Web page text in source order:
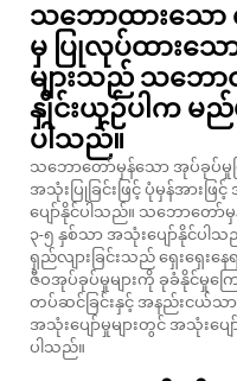
သဘောထားသေ
မှ ပြုလုပ်ထားသေ
များသည် သဘောထ
နှိုင်းယှဉ်ပါက မည်
ပါသည်။
သဘောတော်မှန်သော အုပ်ခုပ်မှုဖ
အသုံးပြုခြင်းဖြင့် ပုံမှန်အား
ပျော်နိုင်ပါသည်။ သဘောတော်
၃-၅ နှစ်သာ အသုံးပျော်နိုင်ပါ
ရှည်လျားခြင်းသည် ရှေးရှေးနေ
ဇီဝအုပ်ခုပ်မှုများကို ခုခံနိုင်မှုက
တပ်ဆင်ခြင်းနှင့် အနည်းငယ်သ
အသုံးပျော်မှုများတွင် အသုံးပ
ပါသည်။